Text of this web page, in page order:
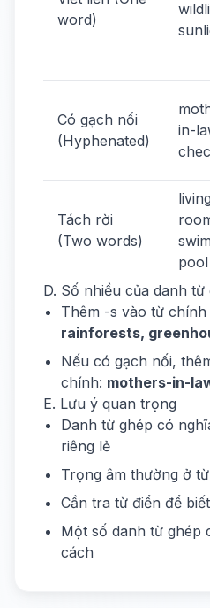
word)
Có gạch nối
(Hyphenated)
in-
Tách rời
(Two words)
living
pool
D. Số nhiều của danh từ
Thêm -s vào từ
rainforests,
Nếu có gạch nối,
chính: mothers-in-
E. Lưu ý quan trọng
Danh từ ghép có
riêng lẻ
Trọng âm thường ở
Cần tra từ điển để
Một số danh từ ghép
cách